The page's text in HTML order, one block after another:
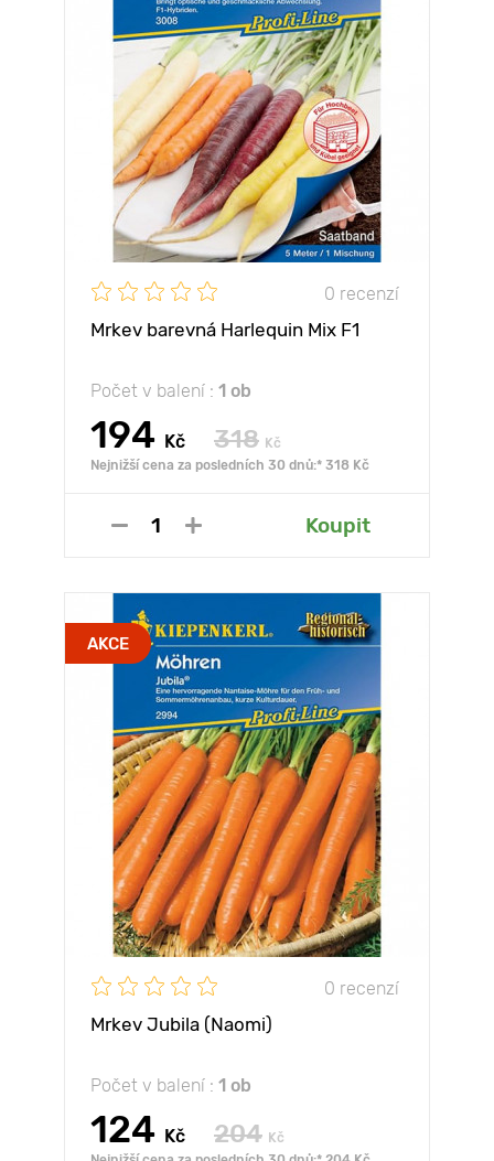
0 recenzí
Mrkev barevná Harlequin Mix F1
Počet v balení : 1 ob
194 Kč 318 Kč
Nejnižší cena za posledních 30 dnů:* 318 Kč
Koupit
AKCE
0 recenzí
Mrkev Jubila (Naomi)
Počet v balení : 1 ob
124 Kč 204 Kč